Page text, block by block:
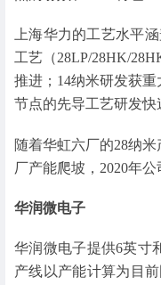
上海华力的工艺水平
工艺（28LP/28HK/
推进；14纳米研发获
节点的先导工艺研发快
随着华虹六厂的28纳
厂产能爬坡，2020年公
华润微电子
华润微电子提供6英寸
产线以产能计算为目